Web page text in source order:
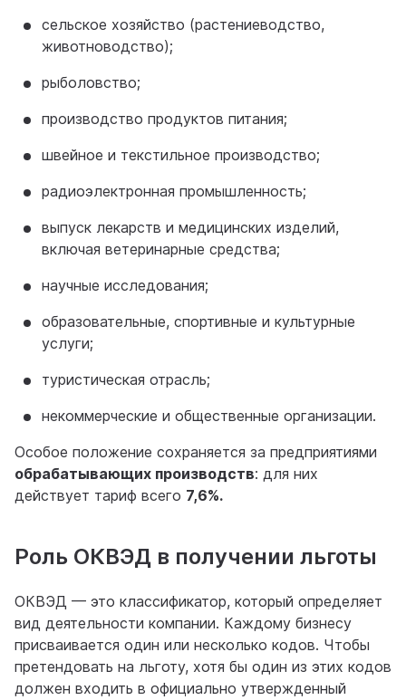
сельское хозяйство (растениеводство,
животноводство);
рыболовство;
производство продуктов питания;
швейное и текстильное производство;
радиоэлектронная промышленность;
выпуск лекарств и медицинских изделий,
включая ветеринарные средства;
научные исследования;
образовательные, спортивные и культурные
услуги;
туристическая отрасль;
некоммерческие и общественные организации.
Особое положение сохраняется за предприятиями
обрабатывающих производств: для них
действует тариф всего 7,6%.
Роль ОКВЭД в получении льготы
ОКВЭД — это классификатор, который определяет
вид деятельности компании. Каждому бизнесу
присваивается один или несколько кодов. Чтобы
претендовать на льготу, хотя бы один из этих кодов
должен входить в официально утвержденный